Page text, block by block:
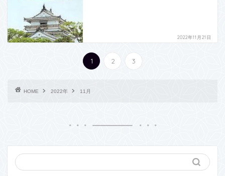
2022年11月21日
1 2 3
HOME 2022年 11月